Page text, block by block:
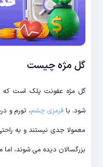
گل مژه چیست
گل مژه عفونت پلک است که
شود. با قرمزی چشم، تورم و
معمولا جدی نیستند و به
بزرگسالان دیده می شوند، اما